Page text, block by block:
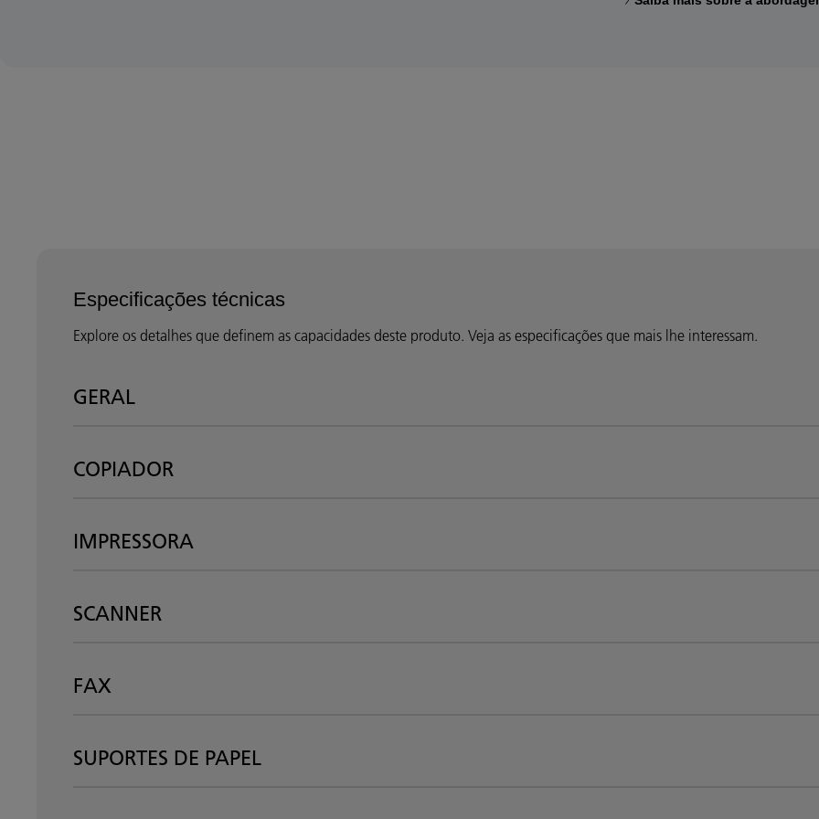
Especificações técnicas
Explore os detalhes que definem as capacidades deste produto. Veja as especificações que mais lhe interessam.
GERAL
COPIADOR
IMPRESSORA
SCANNER
FAX
SUPORTES DE PAPEL